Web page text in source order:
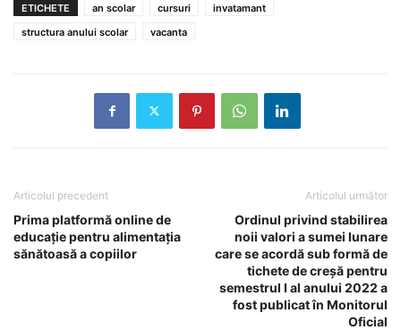
ETICHETE an scolar cursuri
invatamant
structura anului scolar
vacanta
Articolul precedent
Prima platformă online de
educație pentru alimentația
sănătoasă a copiilor
Articolul următor
Ordinul privind stabilirea
noii valori a sumei lunare
care se acordă sub formă de
tichete de creșă pentru
semestrul I al anului 2022 a
fost publicat în Monitorul
Oficial